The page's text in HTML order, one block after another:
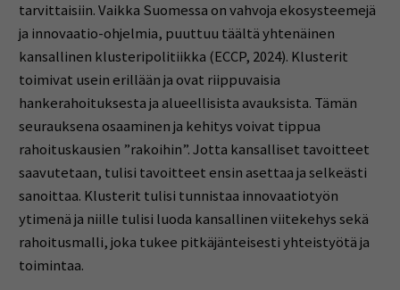
tarvittaisiin. Vaikka Suomessa on vahvoja ekosysteemejä
ja innovaatio-ohjelmia, puuttuu täältä yhtenäinen
kansallinen klusteripolitiikka (ECCP, 2024). Klusterit
toimivat usein erillään ja ovat riippuvaisia
hankerahoituksesta ja alueellisista avauksista. Tämän
seurauksena osaaminen ja kehitys voivat tippua
rahoituskausien ”rakoihin”. Jotta kansalliset tavoitteet
saavutetaan, tulisi tavoitteet ensin asettaa ja selkeästi
sanoittaa. Klusterit tulisi tunnistaa innovaatiotyön
ytimenä ja niille tulisi luoda kansallinen viitekehys sekä
rahoitusmalli, joka tukee pitkäjänteisesti yhteistyötä ja
toimintaa.